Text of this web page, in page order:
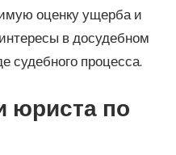
оценку ущерба и
в досудебном
судебного процесса.
юриста по